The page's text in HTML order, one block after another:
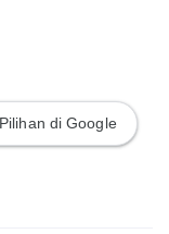
di Google